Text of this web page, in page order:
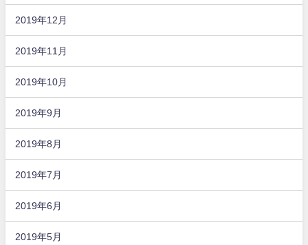
2019年12月
2019年11月
2019年10月
2019年9月
2019年8月
2019年7月
2019年6月
2019年5月